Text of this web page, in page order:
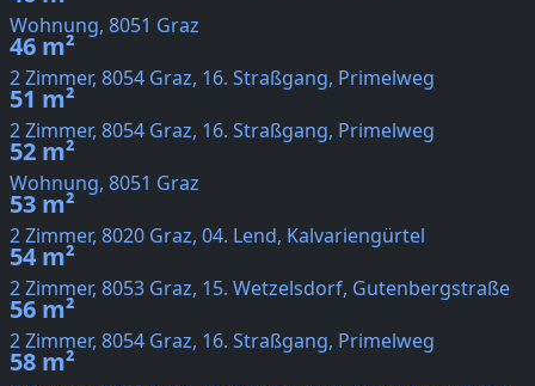
Wohnung, 8051 Graz
46 m²
2 Zimmer, 8054 Graz, 16. Straßgang, Primelweg
51 m²
2 Zimmer, 8054 Graz, 16. Straßgang, Primelweg
52 m²
Wohnung, 8051 Graz
53 m²
2 Zimmer, 8020 Graz, 04. Lend, Kalvariengürtel
54 m²
2 Zimmer, 8053 Graz, 15. Wetzelsdorf, Gutenbergstraße
56 m²
2 Zimmer, 8054 Graz, 16. Straßgang, Primelweg
58 m²